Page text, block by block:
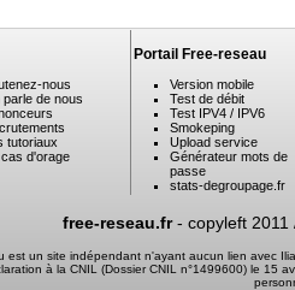
nous
parle de nous
tutoriaux
cas d'orage
Portail Free-reseau
Version mobile
Test de débit
Test IPV4 / IPV6
Smokeping
Upload service
Générateur mots de
passe
stats-degroupage.fr
free-reseau.fr- copyleft 2011
est un site indépendant n'ayant aucun lien avec
à la CNIL (Dossier CNIL n°1499600) le 15